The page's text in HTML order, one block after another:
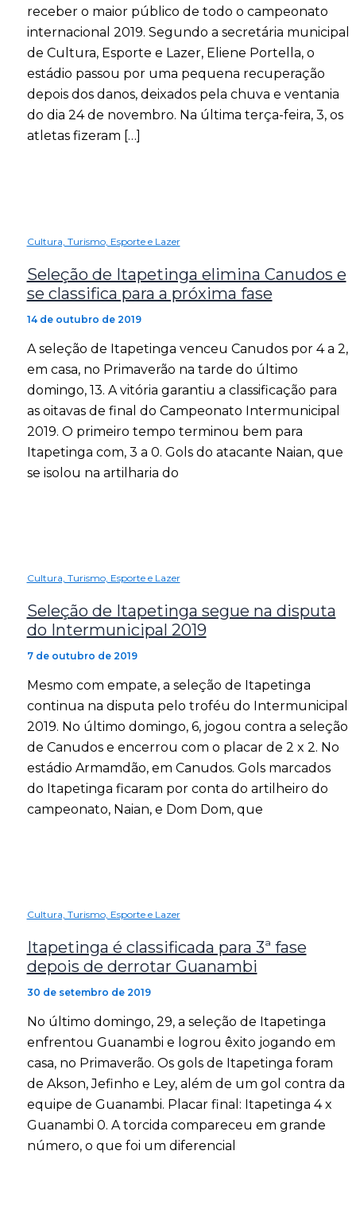
receber o maior público de todo o campeonato
internacional 2019. Segundo a secretária municipal
de Cultura, Esporte e Lazer, Eliene Portella, o
estádio passou por uma pequena recuperação
depois dos danos, deixados pela chuva e ventania
do dia 24 de novembro. Na última terça-feira, 3, os
atletas fizeram […]
Cultura, Turismo, Esporte e Lazer
Seleção de Itapetinga elimina Canudos e
se classifica para a próxima fase
14 de outubro de 2019
A seleção de Itapetinga venceu Canudos por 4 a 2,
em casa, no Primaverão na tarde do último
domingo, 13. A vitória garantiu a classificação para
as oitavas de final do Campeonato Intermunicipal
2019. O primeiro tempo terminou bem para
Itapetinga com, 3 a 0. Gols do atacante Naian, que
se isolou na artilharia do
Cultura, Turismo, Esporte e Lazer
Seleção de Itapetinga segue na disputa
do Intermunicipal 2019
7 de outubro de 2019
Mesmo com empate, a seleção de Itapetinga
continua na disputa pelo troféu do Intermunicipal
2019. No último domingo, 6, jogou contra a seleção
de Canudos e encerrou com o placar de 2 x 2. No
estádio Armamdão, em Canudos. Gols marcados
do Itapetinga ficaram por conta do artilheiro do
campeonato, Naian, e Dom Dom, que
Cultura, Turismo, Esporte e Lazer
Itapetinga é classificada para 3ª fase
depois de derrotar Guanambi
30 de setembro de 2019
No último domingo, 29, a seleção de Itapetinga
enfrentou Guanambi e logrou êxito jogando em
casa, no Primaverão. Os gols de Itapetinga foram
de Akson, Jefinho e Ley, além de um gol contra da
equipe de Guanambi. Placar final: Itapetinga 4 x
Guanambi 0. A torcida compareceu em grande
número, o que foi um diferencial